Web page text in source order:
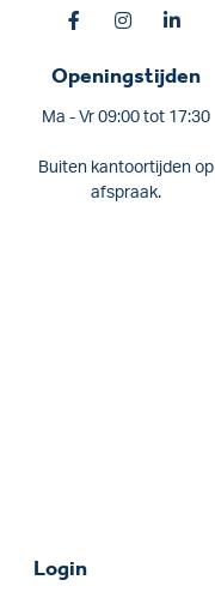
Openingstijden
Ma - Vr 09:00 tot 17:30
Buiten kantoortijden op
afspraak.
Login